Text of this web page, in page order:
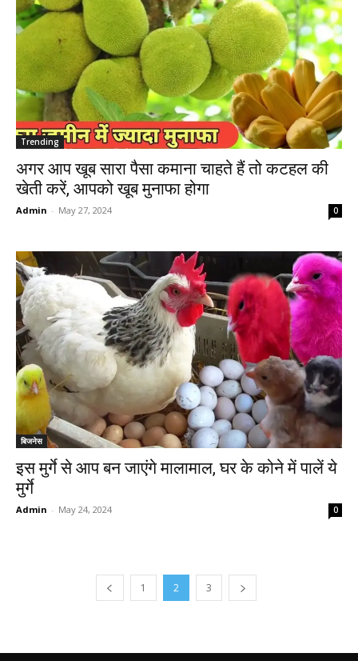
Trending
अगर आप खूब सारा पैसा कमाना चाहते हैं तो कटहल की
खेती करें, आपको खूब मुनाफा होगा
Admin - May 27, 2024 0
बिजनेस
इस मुर्गे से आप बन जाएंगे मालामाल, घर के कोने में पालें ये
मुर्गे
Admin - May 24, 2024 0
1 2 3